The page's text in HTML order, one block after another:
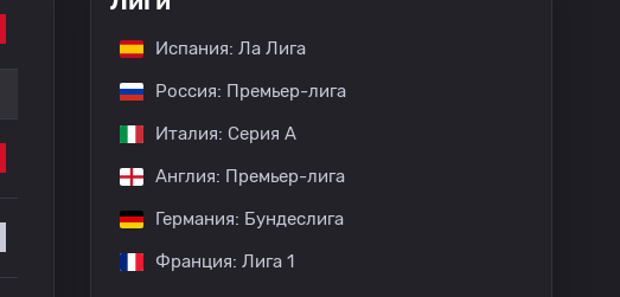
Испания: Ла Лига
Россия: Премьер-лига
Италия: Серия А
Англия: Премьер-лига
Германия: Бундеслига
Франция: Лига 1